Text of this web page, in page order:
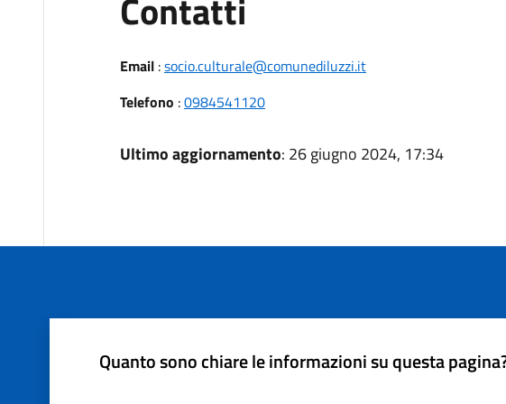
Contatti
Email:socio.culturale@comunediluzzi.it
Telefono :0984541120
Ultimo aggiornamento: 26 giugno 2024, 17:34
Quanto sono chiare le informazioni su questa